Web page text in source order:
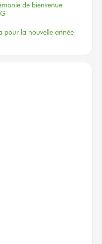
de bienvenue
pour la nouvelle année